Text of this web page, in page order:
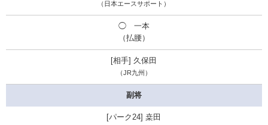
（日本エースサポート）
◯ 一本
（払腰）
久保田
（JR九州）
副将
桒田